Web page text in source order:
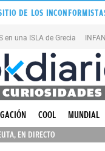
DE LOS
en una ISLA de Grecia
CURIOSIDADES
COOL MUNDIAL
EN DIRECTO